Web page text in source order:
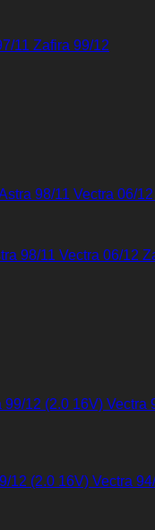
11 Zafira 99/12
98/11 Vectra 06/12
12 (2.0 16V) Vectra